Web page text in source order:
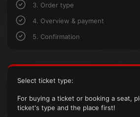
3. Order type
4. Overview & payment
5. Confirmation
Select ticket type:
For buying a ticket or booking a seat,
ticket's type and the place first!